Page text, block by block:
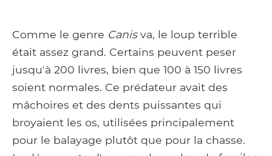
Comme le genre Canisva, le loup terrible
était assez grand. Certains peuvent peser
jusqu'à 200 livres, bien que 100 à 150 livres
soient normales. Ce prédateur avait des
mâchoires et des dents puissantes qui
broyaient les os, utilisées principalement
pour le balayage plutôt que pour la chasse.